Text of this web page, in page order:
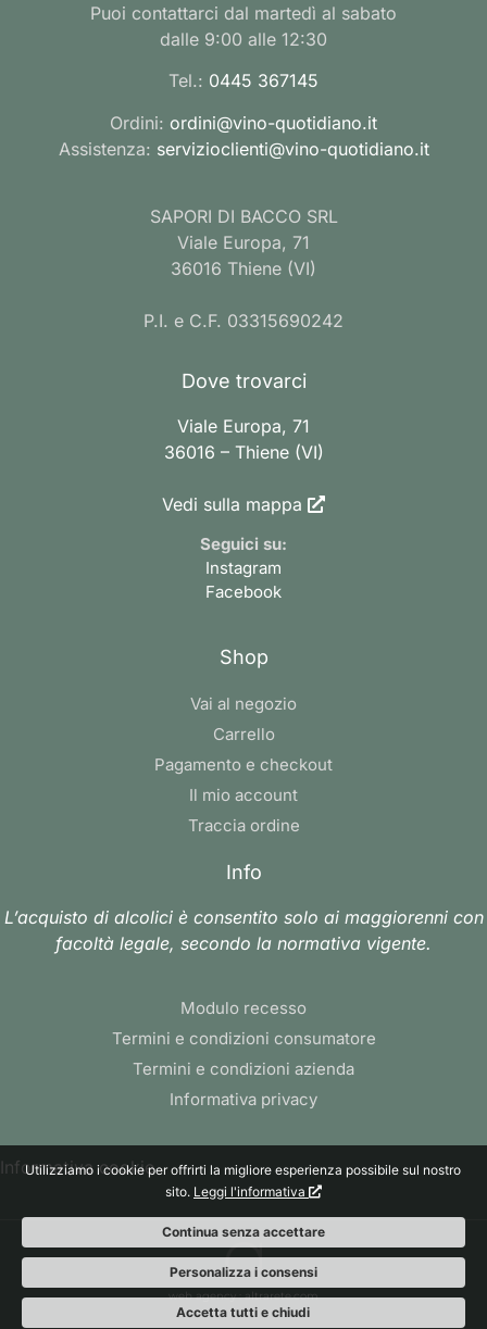
Puoi contattarci dal martedì al sabato
dalle 9:00 alle 12:30
Tel.: 0445 367145
Ordini: ordini@vino-quotidiano.it
Assistenza: servizioclienti@vino-quotidiano.it
SAPORI DI BACCO SRL
Viale Europa, 71
36016 Thiene (VI)
P.I. e C.F. 03315690242
Dove trovarci
Viale Europa, 71
36016 – Thiene (VI)
Vedi sulla mappa
Seguici su:
Instagram
Facebook
Shop
Vai al negozio
Carrello
Pagamento e checkout
Il mio account
Traccia ordine
Info
L’acquisto di alcolici è consentito solo ai maggiorenni con
facoltà legale, secondo la normativa vigente.
Modulo recesso
Termini e condizioni consumatore
Termini e condizioni azienda
Informativa privacy
Informativa cookie
web agency: altrarete.com
Utilizziamo i cookie per offrirti la migliore esperienza possibile sul nostro
sito. Leggi l'informativa
Continua senza accettare
Personalizza i consensi
Accetta tutti e chiudi